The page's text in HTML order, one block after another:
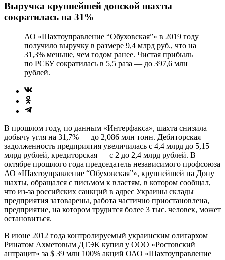
Выручка крупнейшей донской шахты
сократилась на 31%
АО «Шахтоуправление “Обуховская”» в 2019 году
получило выручку в размере 9,4 млрд руб., что на
31,3% меньше, чем годом ранее. Чистая прибыль
по РСБУ сократилась в 5,5 раза — до 397,6 млн
рублей.
В прошлом году, по данным «Интерфакса», шахта снизила
добычу угля на 31,7% — до 2,086 млн тонн. Дебиторская
задолженность предприятия увеличилась с 4,4 млрд до 5,15
млрд рублей, кредиторская — с 2 до 2,4 млрд рублей. В
октябре прошлого года председатель независимого профсоюза
АО «Шахтоуправление “Обуховская”», крупнейшей на Дону
шахты, обращался с письмом к властям, в котором сообщал,
что из-за российских санкций в адрес Украины склады
предприятия затоварены, работа частично приостановлена,
предприятие, на котором трудится более 3 тыс. человек, может
остановиться.
В июне 2012 года контролируемый украинским олигархом
Ринатом Ахметовым ДТЭК купил у ООО «Ростовский
антрацит» за $ 39 млн 100% акций ОАО «Шахтоуправление